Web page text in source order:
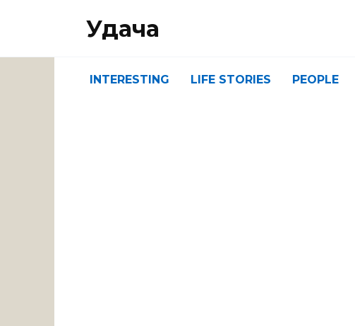
Удача
INTERESTING LIFE STORIES PEOPLE